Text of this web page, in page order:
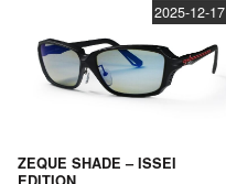
ZEQUE SHADE – ISSEI
2025-12-17